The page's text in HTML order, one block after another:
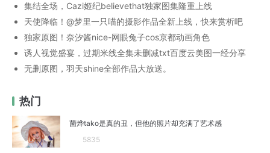
集结全场，Cazi姬纪believethat独家图集隆重上线
天使降临！@梦里一只喵的摄影作品全新上线，快来赏析吧
独家原图！奈汐酱nice-网眼兔子cos京都动画角色
诱人视觉盛宴，过期米线全集未删减txt百度云美图一经分享
无删原图，羽天shine全部作品大放送。
热门
菌烨tako是真的丑，但他的照片却充满了艺术感
5835